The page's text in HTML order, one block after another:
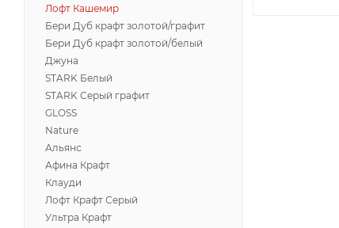
Лофт Кашемир
Бери Дуб крафт золотой/графит
Бери Дуб крафт золотой/белый
Джуна
STARK Белый
STARK Серый графит
GLOSS
Nature
Альянс
Афина Крафт
Клауди
Лофт Крафт Серый
Ультра Крафт